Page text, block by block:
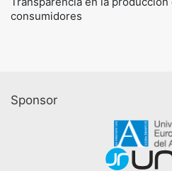
consumidores
Sponsor